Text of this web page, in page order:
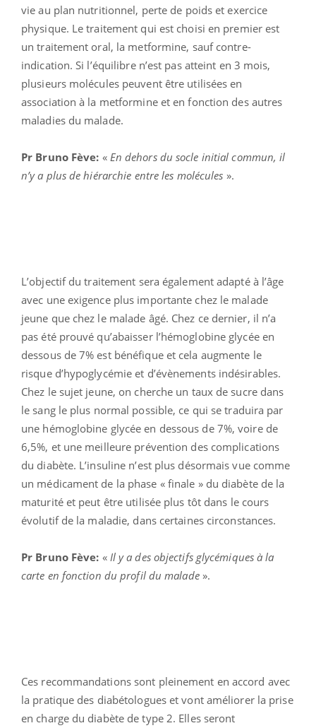
vie au plan nutritionnel, perte de poids et exercice
physique. Le traitement qui est choisi en premier est
un traitement oral, la metformine, sauf contre-
indication. Si l’équilibre n’est pas atteint en 3 mois,
plusieurs molécules peuvent être utilisées en
association à la metformine et en fonction des autres
maladies du malade.
Pr Bruno Fève: « En dehors du socle initial commun, il
n’y a plus de hiérarchie entre les molécules ».
L’objectif du traitement sera également adapté à l’âge
avec une exigence plus importante chez le malade
jeune que chez le malade âgé. Chez ce dernier, il n’a
pas été prouvé qu’abaisser l’hémoglobine glycée en
dessous de 7% est bénéfique et cela augmente le
risque d’hypoglycémie et d’évènements indésirables.
Chez le sujet jeune, on cherche un taux de sucre dans
le sang le plus normal possible, ce qui se traduira par
une hémoglobine glycée en dessous de 7%, voire de
6,5%, et une meilleure prévention des complications
du diabète. L’insuline n’est plus désormais vue comme
un médicament de la phase « finale » du diabète de la
maturité et peut être utilisée plus tôt dans le cours
évolutif de la maladie, dans certaines circonstances.
Pr Bruno Fève: « Il y a des objectifs glycémiques à la
carte en fonction du profil du malade».
Ces recommandations sont pleinement en accord avec
la pratique des diabétologues et vont améliorer la prise
en charge du diabète de type 2. Elles seront